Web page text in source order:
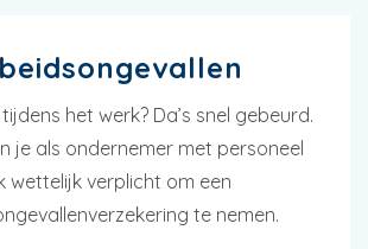
het werk? Da’s snel gebeurd.
je als ondernemer met personeel
wettelijk verplicht om een
te nemen.